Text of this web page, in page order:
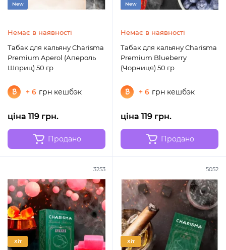
New
Немає в наявності
Табак для кальяну Charisma
Premium Aperol (Апероль
Шприц) 50 гр
+ 6 грн кешбэк
ціна 119 грн.
Продано
New
Немає в наявності
Табак для кальяну Charisma
Premium Blueberry
(Чорниця) 50 гр
+ 6 грн кешбэк
ціна 119 грн.
Продано
3253
Хіт
5052
Хіт